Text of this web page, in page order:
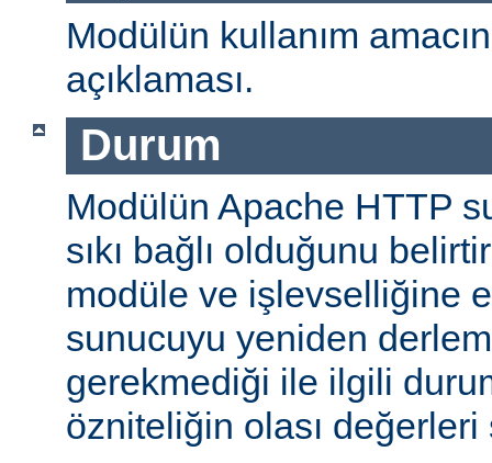
Modülün kullanım
açıklaması.
Durum
Modülün Apache HTTP
sıkı bağlı olduğunu
modüle ve işlevselliğine
sunucuyu yeniden
gerekmediği ile ilgili
özniteliğin olası değerleri